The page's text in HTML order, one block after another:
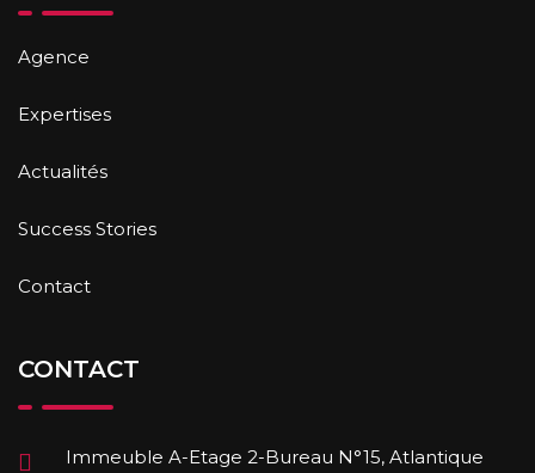
Agence
Expertises
Actualités
Success Stories
Contact
CONTACT
Immeuble A-Etage 2-Bureau N°15, Atlantique